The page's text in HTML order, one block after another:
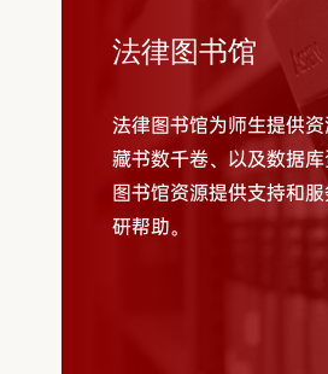
法律图书馆
法律图书馆为师生提供
藏书数千卷、以及数据
图书馆资源提供支持和
研帮助。